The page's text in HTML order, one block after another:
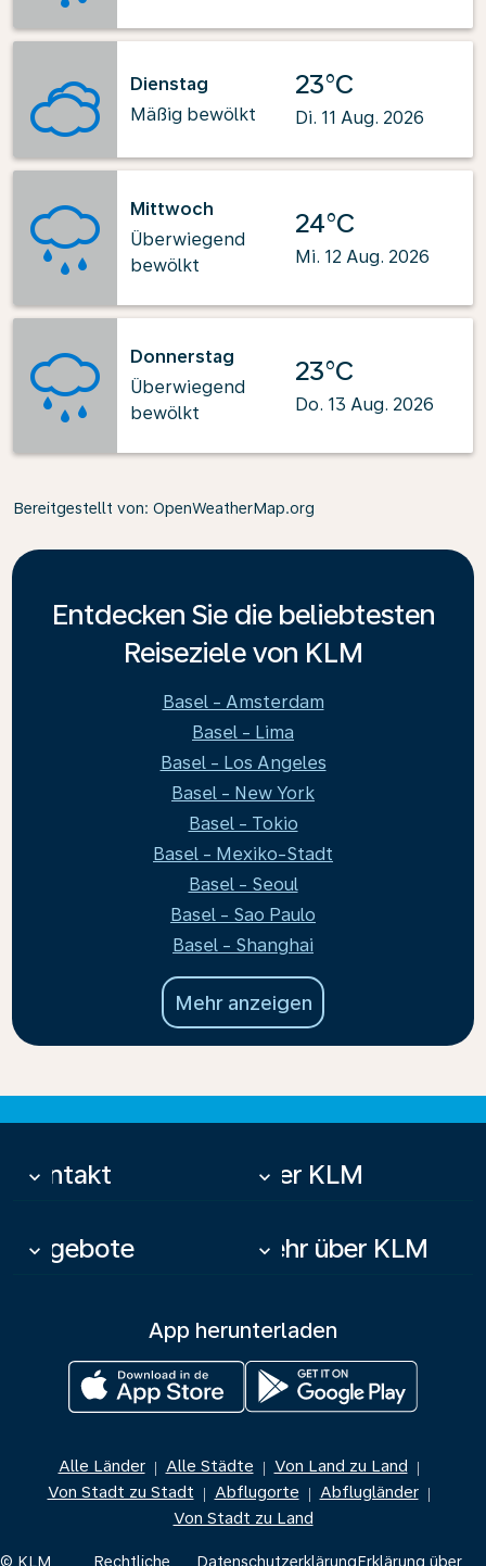
Dienstag
Mäßig bewölkt
23°C
Di. 11 Aug. 2026
Mittwoch
Überwiegend
bewölkt
24°C
Mi. 12 Aug. 2026
Donnerstag
Überwiegend
bewölkt
23°C
Do. 13 Aug. 2026
Bereitgestellt von: OpenWeatherMap.org
Entdecken Sie die beliebtesten
Reiseziele von KLM
Basel - Amsterdam
Basel - Lima
Basel - Los Angeles
Basel - New York
Basel - Tokio
Basel - Mexiko-Stadt
Basel - Seoul
Basel - Sao Paulo
Basel - Shanghai
Mehr anzeigen
Kontakt
keyboard_arrow_down Über KLM
keyboard_arrow_down
Angebote
keyboard_arrow_down Mehr über KLM
keyboard_arrow_down
App herunterladen
Alle Länder | Alle Städte | Von Land zu Land |
Von Stadt zu Stadt | Abflugorte | Abflugländer |
Von Stadt zu Land
© KLM Rechtliche DatenschutzerklärungErklärung über